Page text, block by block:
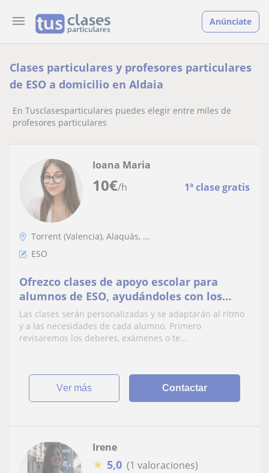
Anúnciate
Clases particulares y profesores particulares
de ESO a domicilio en Aldaia
En Tusclasesparticulares puedes elegir entre miles de
profesores particulares
10€/h 1ª clase gratis
Ioana Maria
Torrent (Valencia), Alaquàs, ...
ESO
Ofrezco clases de apoyo escolar para
alumnos de ESO, ayudándoles con los
deberes y la preparación de exámenes.
Las clases serán personalizadas y se adaptarán al ritmo
y a las necesidades de cada alumno. Primero
revisaremos los deberes, exámenes o te...
ver más Contactar
Irene
★ 5,0 (1 valoraciones)